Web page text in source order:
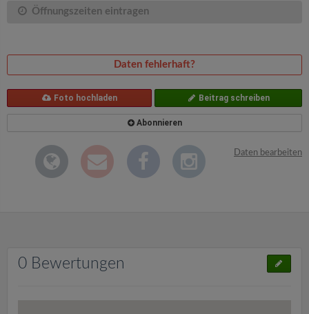
Öffnungszeiten eintragen
Daten fehlerhaft?
Foto hochladen Beitrag schreiben
Abonnieren
Daten bearbeiten
0 Bewertungen
i
o